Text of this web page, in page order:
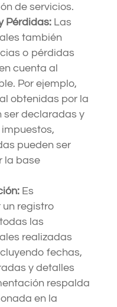
de servicios.
Pérdidas:Las
también
o pérdidas
cuenta al
Por ejemplo,
obtenidas por la
ser declaradas y
pueden ser
la base
Es
registro
las
realizadas
fechas,
y detalles
respalda
en la